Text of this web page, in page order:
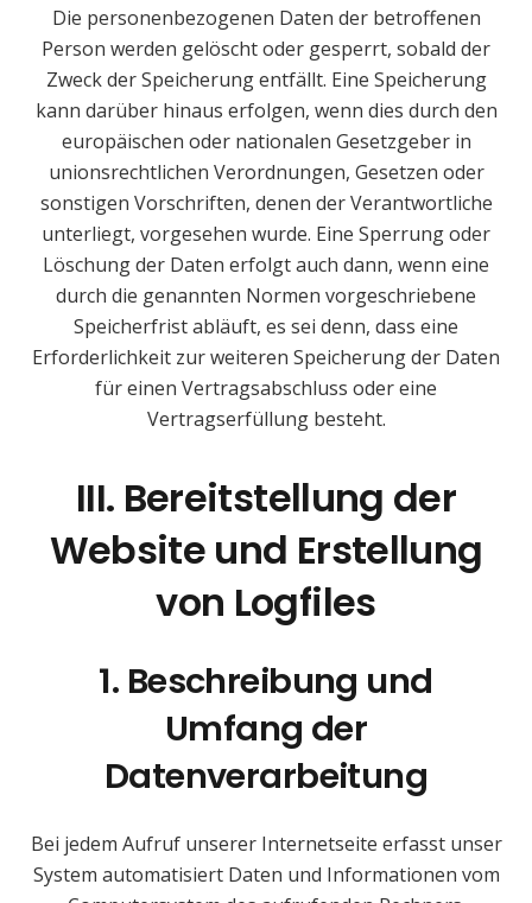
Die personenbezogenen Daten der betroffenen
Person werden gelöscht oder gesperrt, sobald der
Zweck der Speicherung entfällt. Eine Speicherung
kann darüber hinaus erfolgen, wenn dies durch den
europäischen oder nationalen Gesetzgeber in
unionsrechtlichen Verordnungen, Gesetzen oder
sonstigen Vorschriften, denen der Verantwortliche
unterliegt, vorgesehen wurde. Eine Sperrung oder
Löschung der Daten erfolgt auch dann, wenn eine
durch die genannten Normen vorgeschriebene
Speicherfrist abläuft, es sei denn, dass eine
Erforderlichkeit zur weiteren Speicherung der Daten
für einen Vertragsabschluss oder eine
Vertragserfüllung besteht.
III. Bereitstellung der
Website und Erstellung
von Logfiles
1. Beschreibung und
Umfang der
Datenverarbeitung
Bei jedem Aufruf unserer Internetseite erfasst unser
System automatisiert Daten und Informationen vom